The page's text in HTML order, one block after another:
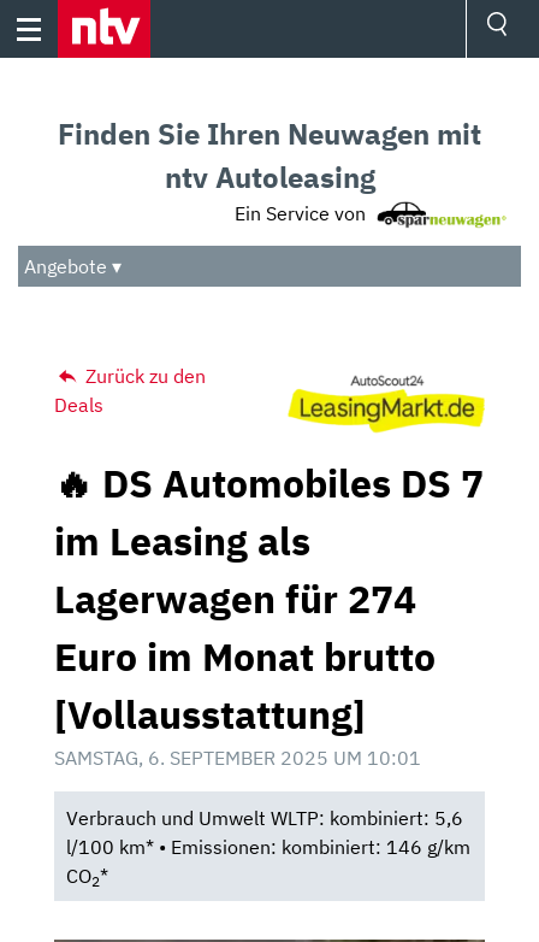
Skip
Audio
Das Beste
Finden Sie Ihren Neuwagen mit
ntv Autoleasing
Ein Service von
Angebote ▾
Zurück zu den
Deals
🔥 DS Automobiles DS 7
im Leasing als
Lagerwagen für 274
Euro im Monat brutto
[Vollausstattung]
SAMSTAG, 6. SEPTEMBER 2025 UM 10:01
Verbrauch und Umwelt WLTP: kombiniert: 5,6
l/100 km* • Emissionen: kombiniert: 146 g/km
CO2*